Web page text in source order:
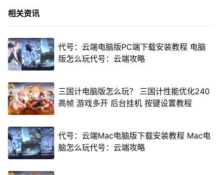
相关资讯
代号：云端电脑版PC端下载安装教程 电脑
版怎么玩代号：云端攻略
三国计电脑版怎么玩？ 三国计性能优化240
高帧 游戏多开 后台挂机 按键设置教程
代号：云端Mac电脑版下载安装教程 Mac电
脑怎么玩代号：云端攻略